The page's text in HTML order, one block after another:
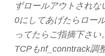
ずロールアウトされな
0にしてあげたらロー
ってたらご指摘下さい
TCPもnf_conntrack調